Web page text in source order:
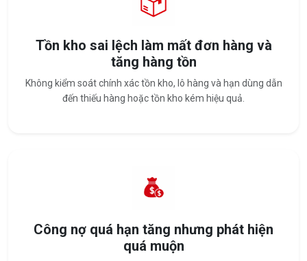
Tồn kho sai lệch làm mất đơn hàng và
tăng hàng tồn
Không kiểm soát chính xác tồn kho, lô hàng và hạn dùng dẫn
đến thiếu hàng hoặc tồn kho kém hiệu quả.
Công nợ quá hạn tăng nhưng phát hiện
quá muộn